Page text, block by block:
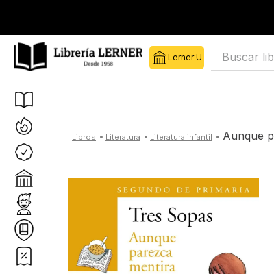
Buscar libros
literatura literatura infantil aunque